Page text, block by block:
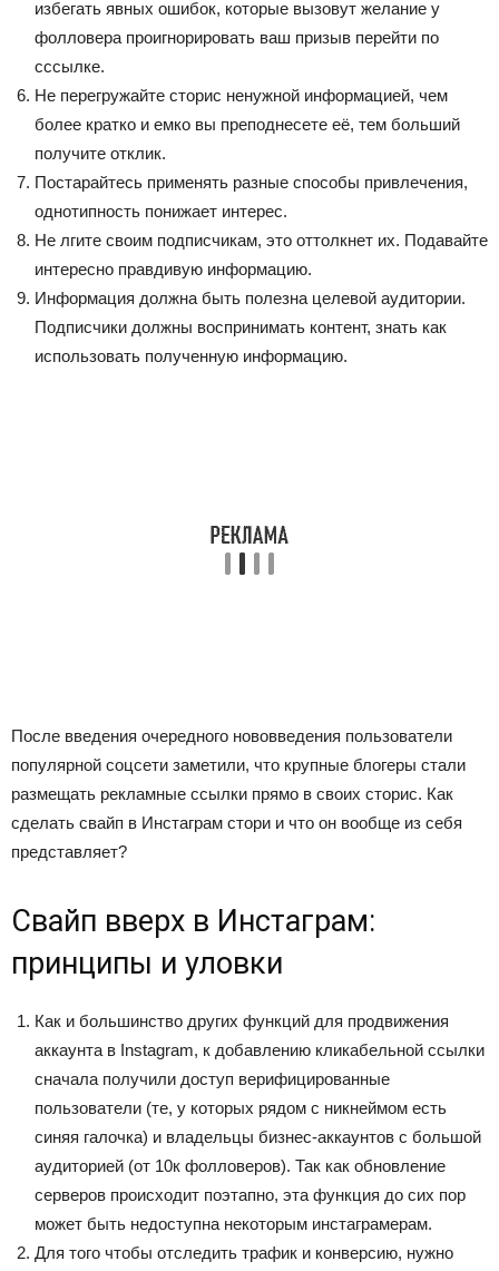
избегать явных ошибок, которые вызовут желание у
фолловера проигнорировать ваш призыв перейти по
сссылке.
Не перегружайте сторис ненужной информацией, чем
более кратко и емко вы преподнесете её, тем больший
получите отклик.
Постарайтесь применять разные способы привлечения,
однотипность понижает интерес.
Не лгите своим подписчикам, это оттолкнет их. Подавайте
интересно правдивую информацию.
Информация должна быть полезна целевой аудитории.
Подписчики должны воспринимать контент, знать как
использовать полученную информацию.
После введения очередного нововведения пользователи
популярной соцсети заметили, что крупные блогеры стали
размещать рекламные ссылки прямо в своих сторис. Как
сделать свайп в Инстаграм стори и что он вообще из себя
представляет?
Свайп вверх в Инстаграм:
принципы и уловки
Как и большинство других функций для продвижения
аккаунта в Instagram, к добавлению кликабельной ссылки
сначала получили доступ верифицированные
пользователи (те, у которых рядом с никнеймом есть
синяя галочка) и владельцы бизнес-аккаунтов с большой
аудиторией (от 10к фолловеров). Так как обновление
серверов происходит поэтапно, эта функция до сих пор
может быть недоступна некоторым инстаграмерам.
Для того чтобы отследить трафик и конверсию, нужно